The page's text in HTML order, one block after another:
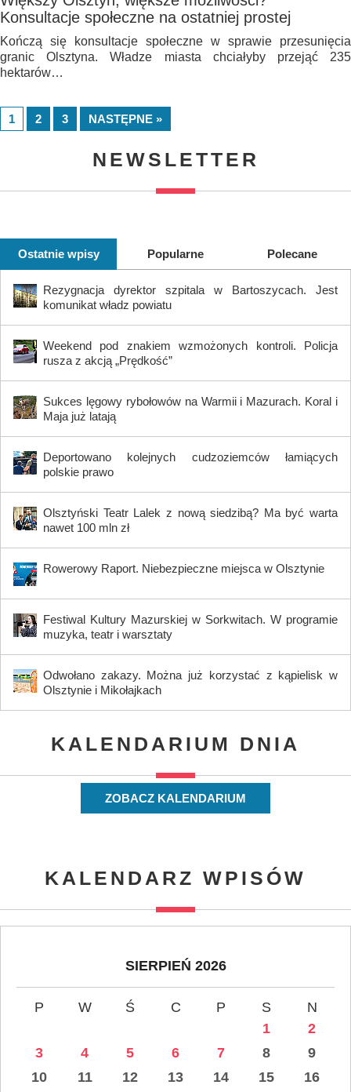
Konsultacje społeczne na ostatniej prostej
Kończą się konsultacje społeczne w sprawie przesunięcia
granic Olsztyna. Władze miasta chciałyby przejąć 235
hektarów…
1 2 3 NASTĘPNE »
NEWSLETTER
Ostatnie wpisy Popularne Polecane
Rezygnacja dyrektor szpitala w Bartoszycach. Jest
komunikat władz powiatu
Weekend pod znakiem wzmożonych kontroli. Policja
rusza z akcją „Prędkość”
Sukces lęgowy rybołowów na Warmii i Mazurach. Koral i
Maja już latają
Deportowano kolejnych cudzoziemców łamiących
polskie prawo
Olsztyński Teatr Lalek z nową siedzibą? Ma być warta
nawet 100 mln zł
Rowerowy Raport. Niebezpieczne miejsca w Olsztynie
Festiwal Kultury Mazurskiej w Sorkwitach. W programie
muzyka, teatr i warsztaty
Odwołano zakazy. Można już korzystać z kąpielisk w
Olsztynie i Mikołajkach
KALENDARIUM DNIA
ZOBACZ KALENDARIUM
KALENDARZ WPISÓW
SIERPIEŃ 2026
P W Ś C P S
N
1
2
3
4 5 6 7 8
9
10
11 12 13 14 15
16